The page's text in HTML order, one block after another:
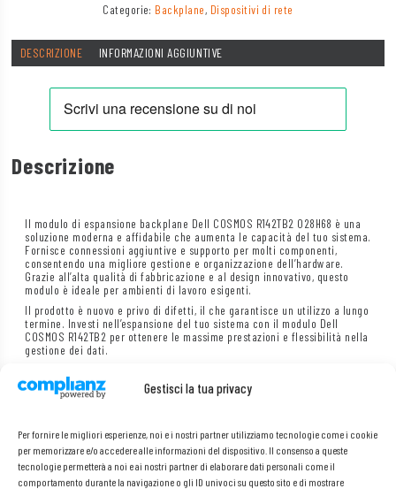
Gestisci la tua privacy
Per fornire le migliori esperienze, noi e i nostri partner utilizziamo tecnologie come i cookie
per memorizzare e/o accedere alle informazioni del dispositivo. Il consenso a queste
tecnologie permetterà a noi e ai nostri partner di elaborare dati personali come il
comportamento durante la navigazione o gli ID univoci su questo sito e di mostrare
Categorie: Backplane, Dispositivi di rete
DESCRIZIONE INFORMAZIONI AGGIUNTIVE
Descrizione
Il modulo di espansione backplane Dell COSMOS R142TB2 028H68 è una
soluzione moderna e affidabile che aumenta le capacità del tuo sistema.
Fornisce connessioni aggiuntive e supporto per molti componenti,
consentendo una migliore gestione e organizzazione dell’hardware.
Grazie all’alta qualità di fabbricazione e al design innovativo, questo
modulo è ideale per ambienti di lavoro esigenti.
Il prodotto è nuovo e privo di difetti, il che garantisce un utilizzo a lungo
termine. Investi nell’espansione del tuo sistema con il modulo Dell
COSMOS R142TB2 per ottenere le massime prestazioni e flessibilità nella
gestione dei dati.
Produttore: Dell
Modello: Dell_COSMOS_R142TB2